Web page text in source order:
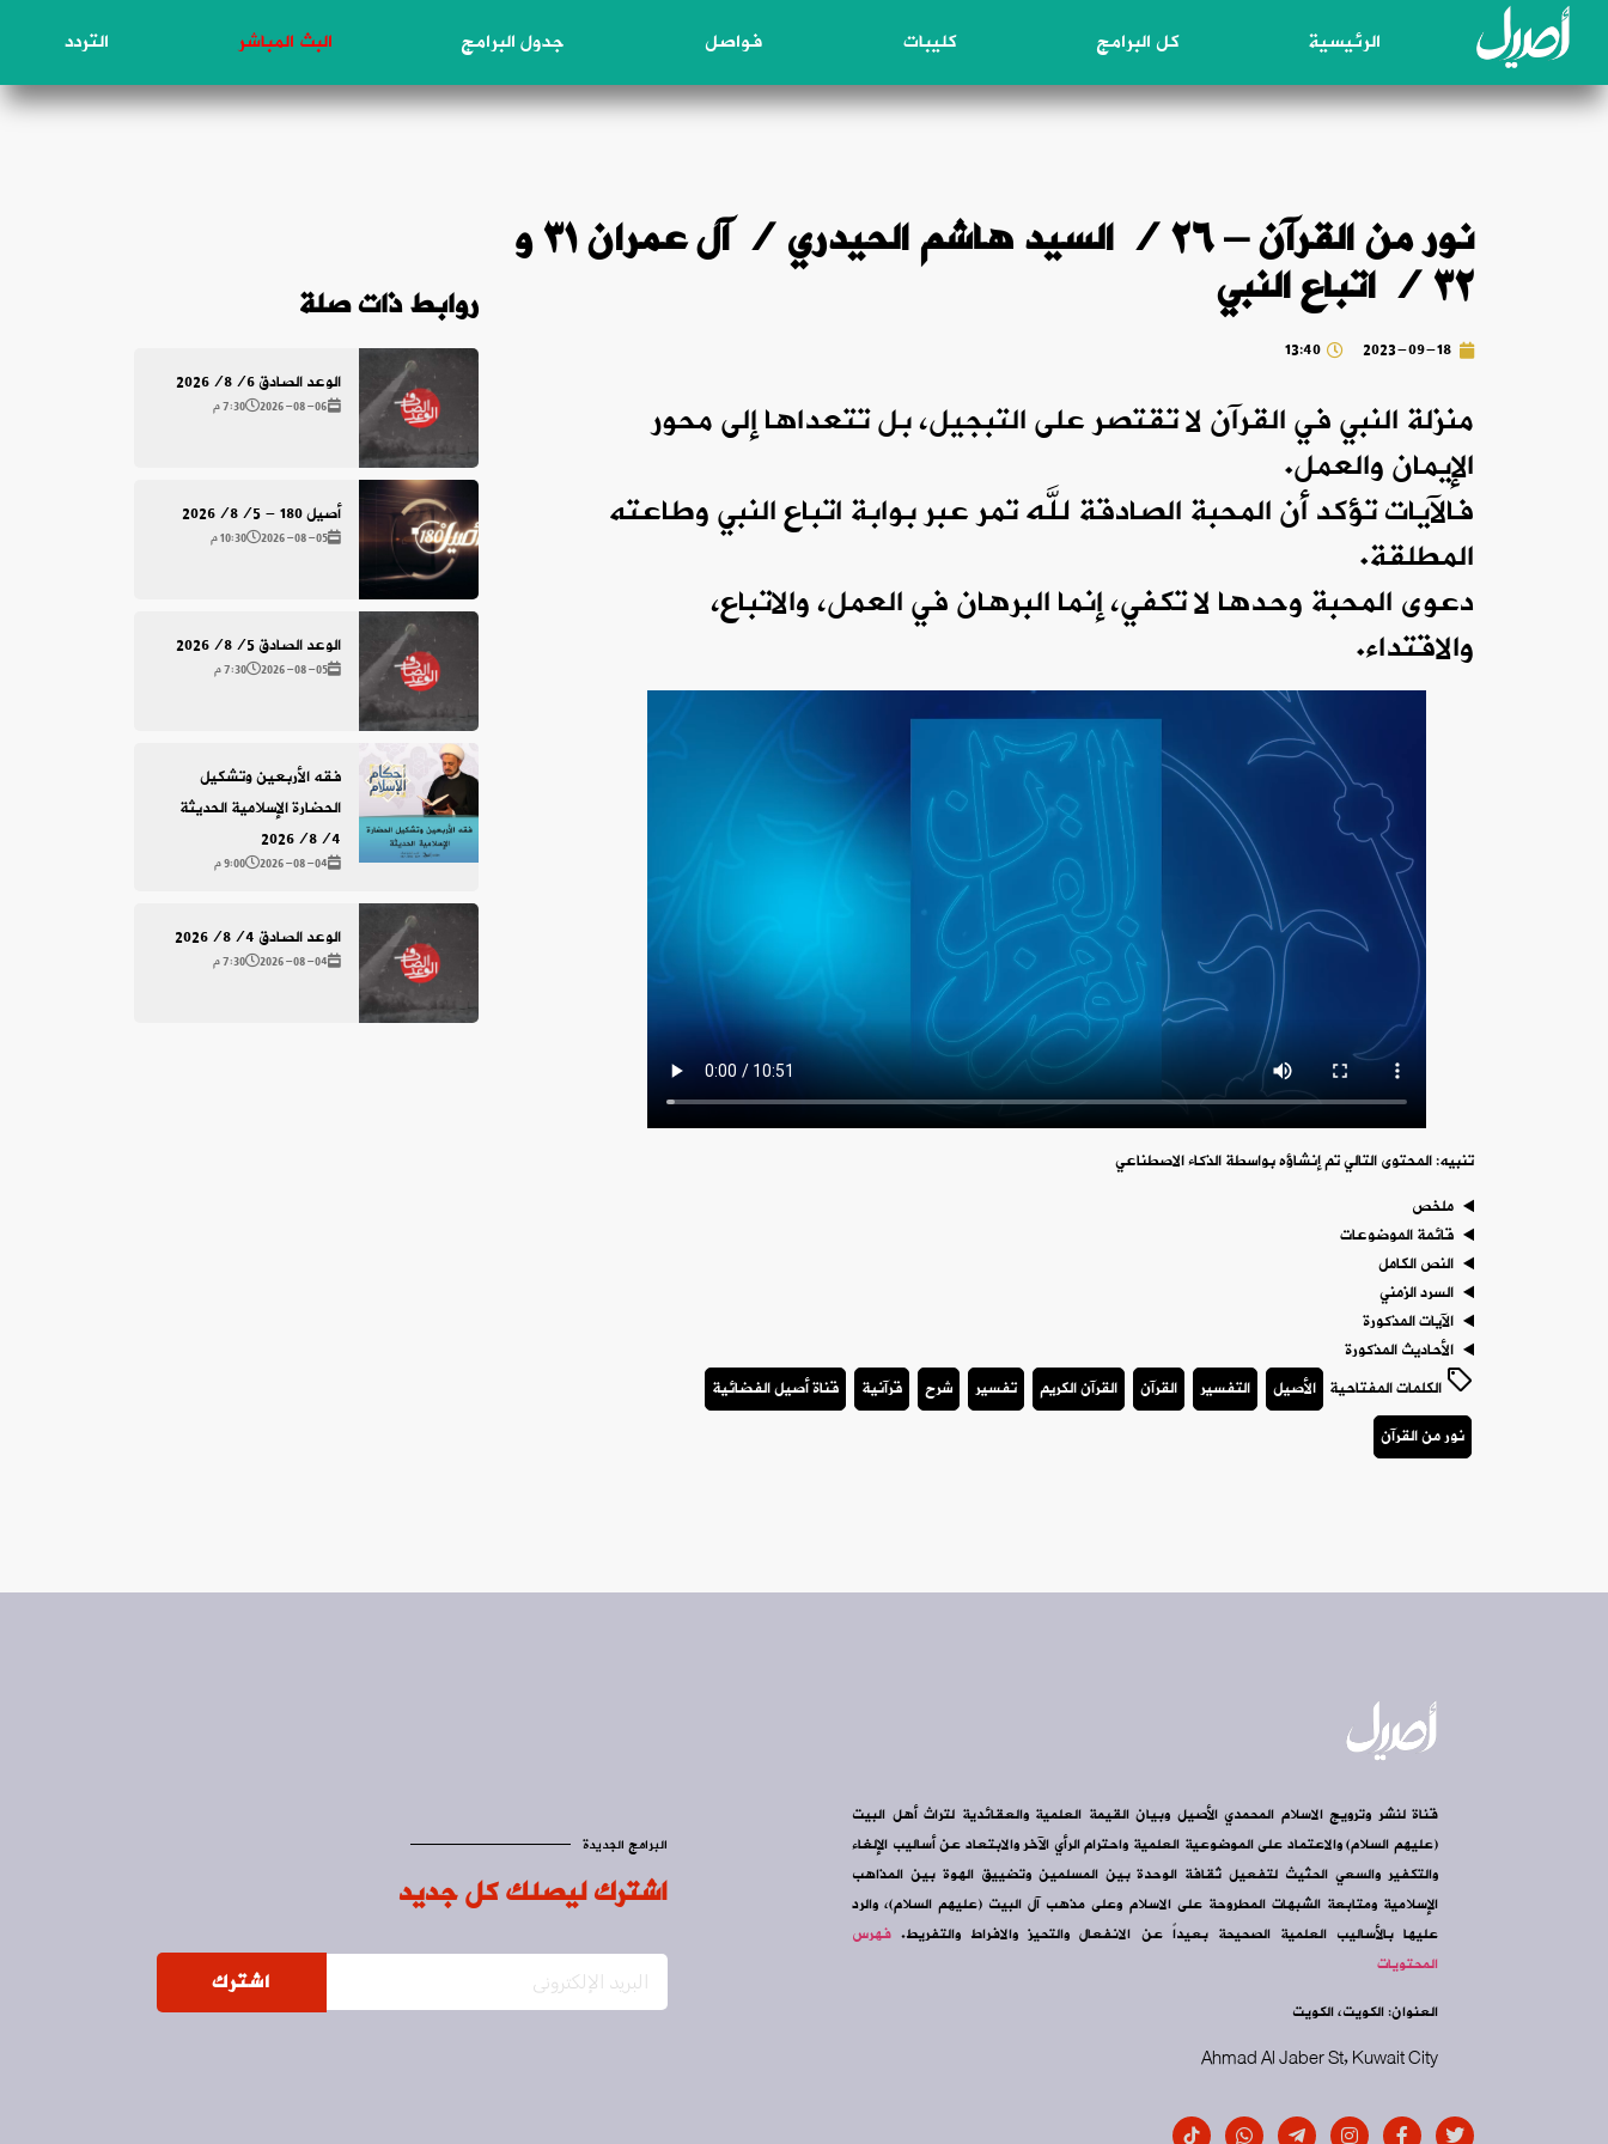
الرئيسية كل البرامج كليبات فواصل جدول البرامج البث المباشر التردد
نور من القرآن – ٢٦ / السيد هاشم الحيدري / آل عمران ٣١ و
٣٢ / اتباع النبي
2023-09-18
13:40
منزلة النبي في القرآن لا تقتصر على التبجيل، بل تتعداها إلى محور
الإيمان والعمل.
فالآيات تؤكد أن المحبة الصادقة لله تمر عبر بوابة اتباع النبي وطاعته
المطلقة.
دعوى المحبة وحدها لا تكفي، إنما البرهان في العمل، والاتباع،
والاقتداء.
تنبيه: المحتوى التالي تم إنشاؤه بواسطة الذكاء الاصطناعي
ملخص
قائمة الموضوعات
النص الكامل
السرد الزمني
الآيات المذكورة
الأحاديث المذكورة
الكلمات المفتاحية الأصيل التفسير القرآن القرآن الكريم تفسير شرح قرآنية
قناة أصيل الفضائية
نور من القرآن
روابط ذات صلة
الوعد الصادق 2026/8/6
2026-08-06 7:30 م
أصيل 180 - 2026/8/5
2026-08-05 10:30 م
الوعد الصادق 2026/8/5
2026-08-05 7:30 م
فقه الأربعين وتشكيل
الحضارة الإسلامية الحديثة
2026/8/4
2026-08-04 9:00 م
الوعد الصادق 2026/8/4
2026-08-04 7:30 م
قناة لنشر وترويج الاسلام المحمدي الأصيل وبيان القيمة العلمية والعقائدية لتراث أهل البيت
(عليهم السلام) والاعتماد على الموضوعية العلمية واحترام الرأي الآخر والابتعاد عن أساليب الإلغاء
والتكفير والسعي الحثيث لتفعيل ثقافة الوحدة بين المسلمين وتضييق الهوة بين المذاهب
الإسلامية ومتابعة الشبهات المطروحة على الاسلام وعلى مذهب آل البيت (عليهم السلام)، والرد
عليها بالأساليب العلمية الصحيحة بعيداً عن الانفعال والتحيز والافراط والتفريط. فهرس
المحتويات
العنوان: الكويت، الكويت
Ahmad Al Jaber St, Kuwait City
البرامج الجديدة
اشترك ليصلك كل جديد
اشترك